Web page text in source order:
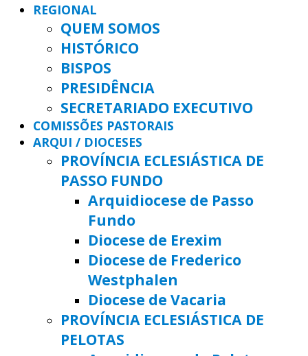
REGIONAL
QUEM SOMOS
HISTÓRICO
BISPOS
PRESIDÊNCIA
SECRETARIADO EXECUTIVO
COMISSÕES PASTORAIS
ARQUI / DIOCESES
PROVÍNCIA ECLESIÁSTICA DE
PASSO FUNDO
Arquidiocese de Passo
Fundo
Diocese de Erexim
Diocese de Frederico
Westphalen
Diocese de Vacaria
PROVÍNCIA ECLESIÁSTICA DE
PELOTAS